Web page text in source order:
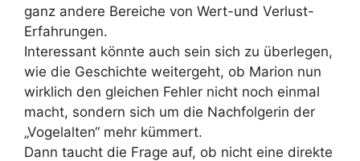
ganz andere Bereiche von Wert-und Verlust-
Erfahrungen.
Interessant könnte auch sein sich zu überlegen,
wie die Geschichte weitergeht, ob Marion nun
wirklich den gleichen Fehler nicht noch einmal
macht, sondern sich um die Nachfolgerin der
„Vogelalten“ mehr kümmert.
Dann taucht die Frage auf, ob nicht eine direkte